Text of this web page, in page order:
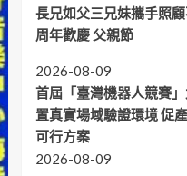
長兄如父三兄妹攜手照
周年歡慶 父親節
2026-08-09
首屆「臺灣機器人競賽
置真實場域驗證環境 促
可行方案
2026-08-09